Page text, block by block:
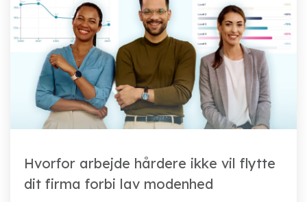
Hvorfor arbejde hårdere ikke vil flytte
dit firma forbi lav modenhed